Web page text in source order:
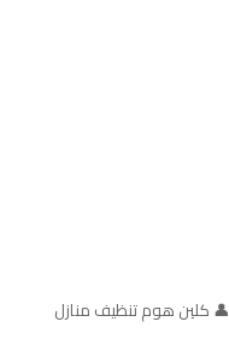
👤 كلين هوم تنظيف منازل